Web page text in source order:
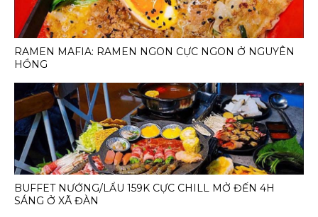
RAMEN MAFIA: RAMEN NGON CỰC NGON Ở NGUYÊN
HỒNG
BUFFET NƯỚNG/LẨU 159K CỰC CHILL MỞ ĐẾN 4H
SÁNG Ở XÃ ĐÀN